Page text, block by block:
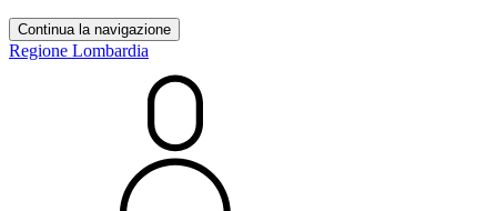
Continua la navigazione
Regione Lombardia